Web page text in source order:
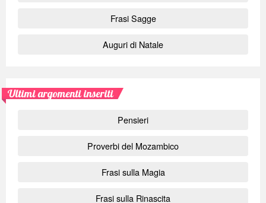
Frasi Sagge
Auguri di Natale
Ultimi argomenti inseriti
Pensieri
Proverbi del Mozambico
Frasi sulla Magia
Frasi sulla Rinascita